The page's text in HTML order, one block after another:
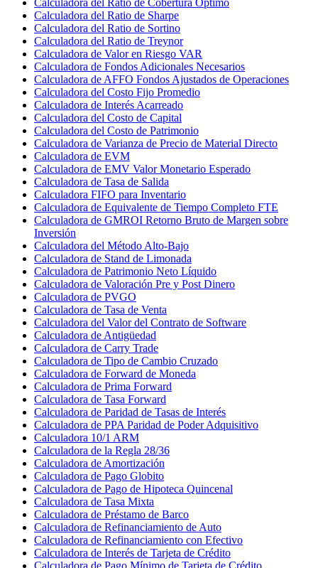
Calculadora del Ratio de Sharpe
Calculadora del Ratio de Sortino
Calculadora del Ratio de Treynor
Calculadora de Valor en Riesgo VAR
Calculadora de Fondos Adicionales Necesarios
Calculadora de AFFO Fondos Ajustados de Operaciones
Calculadora del Costo Fijo Promedio
Calculadora de Interés Acarreado
Calculadora del Costo de Capital
Calculadora del Costo de Patrimonio
Calculadora de Varianza de Precio de Material Directo
Calculadora de EVM
Calculadora de EMV Valor Monetario Esperado
Calculadora de Tasa de Salida
Calculadora FIFO para Inventario
Calculadora de Equivalente de Tiempo Completo FTE
Calculadora de GMROI Retorno Bruto de Margen sobre
Inversión
Calculadora del Método Alto-Bajo
Calculadora de Stand de Limonada
Calculadora de Patrimonio Neto Líquido
Calculadora de Valoración Pre y Post Dinero
Calculadora de PVGO
Calculadora de Tasa de Venta
Calculadora del Valor del Contrato de Software
Calculadora de Antigüedad
Calculadora de Carry Trade
Calculadora de Tipo de Cambio Cruzado
Calculadora de Forward de Moneda
Calculadora de Prima Forward
Calculadora de Tasa Forward
Calculadora de Paridad de Tasas de Interés
Calculadora de PPA Paridad de Poder Adquisitivo
Calculadora 10/1 ARM
Calculadora de la Regla 28/36
Calculadora de Amortización
Calculadora de Pago Globito
Calculadora de Pago de Hipoteca Quincenal
Calculadora de Tasa Mixta
Calculadora de Préstamo de Barco
Calculadora de Refinanciamiento de Auto
Calculadora de Refinanciamiento con Efectivo
Calculadora de Interés de Tarjeta de Crédito
Calculadora de Pago Mínimo de Tarjeta de Crédito